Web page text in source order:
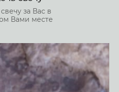
за Вас в
Вами месте